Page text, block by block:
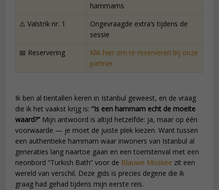
hammams
⚠️ Valstrik nr. 1
Ongevraagde extra’s tijdens de
sessie
📅 Reservering
Klik hier om te reserveren bij onze
partner
Ik ben al tientallen keren in Istanbul geweest, en de vraag
die ik het vaakst krijg is:“Is een hammam echt de moeite
waard?” Mijn antwoord is altijd hetzelfde: ja, maar op één
voorwaarde — je moet de juiste plek kiezen. Want tussen
een authentieke hammam waar inwoners van Istanbul al
generaties lang naartoe gaan en een toeristenval met een
neonbord “Turkish Bath” voor de Blauwe Moskee zit een
wereld van verschil. Deze gids is precies degene die ik
graag had gehad tijdens mijn eerste reis.